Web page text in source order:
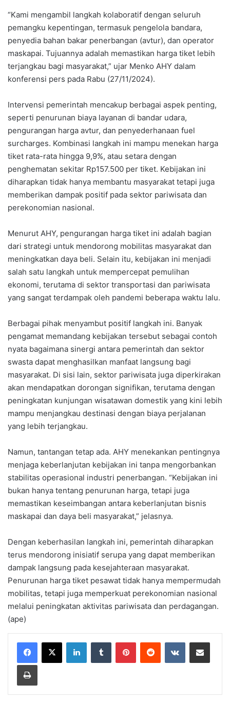
“Kami mengambil langkah kolaboratif dengan seluruh
pemangku kepentingan, termasuk pengelola bandara,
penyedia bahan bakar penerbangan (avtur), dan operator
maskapai. Tujuannya adalah memastikan harga tiket lebih
terjangkau bagi masyarakat,” ujar Menko AHY dalam
konferensi pers pada Rabu (27/11/2024).
Intervensi pemerintah mencakup berbagai aspek penting,
seperti penurunan biaya layanan di bandar udara,
pengurangan harga avtur, dan penyederhanaan fuel
surcharges. Kombinasi langkah ini mampu menekan harga
tiket rata-rata hingga 9,9%, atau setara dengan
penghematan sekitar Rp157.500 per tiket. Kebijakan ini
diharapkan tidak hanya membantu masyarakat tetapi juga
memberikan dampak positif pada sektor pariwisata dan
perekonomian nasional.
Menurut AHY, pengurangan harga tiket ini adalah bagian
dari strategi untuk mendorong mobilitas masyarakat dan
meningkatkan daya beli. Selain itu, kebijakan ini menjadi
salah satu langkah untuk mempercepat pemulihan
ekonomi, terutama di sektor transportasi dan pariwisata
yang sangat terdampak oleh pandemi beberapa waktu lalu.
Berbagai pihak menyambut positif langkah ini. Banyak
pengamat memandang kebijakan tersebut sebagai contoh
nyata bagaimana sinergi antara pemerintah dan sektor
swasta dapat menghasilkan manfaat langsung bagi
masyarakat. Di sisi lain, sektor pariwisata juga diperkirakan
akan mendapatkan dorongan signifikan, terutama dengan
peningkatan kunjungan wisatawan domestik yang kini lebih
mampu menjangkau destinasi dengan biaya perjalanan
yang lebih terjangkau.
Namun, tantangan tetap ada. AHY menekankan pentingnya
menjaga keberlanjutan kebijakan ini tanpa mengorbankan
stabilitas operasional industri penerbangan. “Kebijakan ini
bukan hanya tentang penurunan harga, tetapi juga
memastikan keseimbangan antara keberlanjutan bisnis
maskapai dan daya beli masyarakat,” jelasnya.
Dengan keberhasilan langkah ini, pemerintah diharapkan
terus mendorong inisiatif serupa yang dapat memberikan
dampak langsung pada kesejahteraan masyarakat.
Penurunan harga tiket pesawat tidak hanya mempermudah
mobilitas, tetapi juga memperkuat perekonomian nasional
melalui peningkatan aktivitas pariwisata dan perdagangan.
(ape)
LinkedInTumblr PinterestReddit VKontakteShare via Email
Print